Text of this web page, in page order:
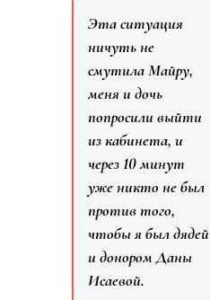
Эта ситуация
ничуть не
смутила Майру,
меня и дочь
попросили выйти
из кабинета, и
через 10 минут
уже никто не был
против того,
чтобы я был дядей
и донором Даны
Исаевой.